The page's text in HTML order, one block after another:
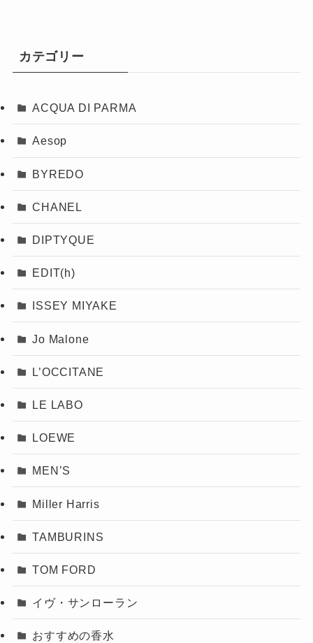
カテゴリー
ACQUA DI PARMA
Aesop
BYREDO
CHANEL
DIPTYQUE
EDIT(h)
ISSEY MIYAKE
Jo Malone
L’OCCITANE
LE LABO
LOEWE
MEN’S
Miller Harris
TAMBURINS
TOM FORD
イヴ・サンローラン
おすすめの香水